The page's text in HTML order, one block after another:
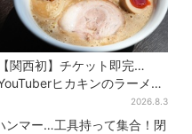
【関西初】チケット即完…
ヒカキンのラーメン
店「みそきん」が大阪上陸！
「待ってました」と話題
2026.8.3
ンマー…工具持って集合！閉